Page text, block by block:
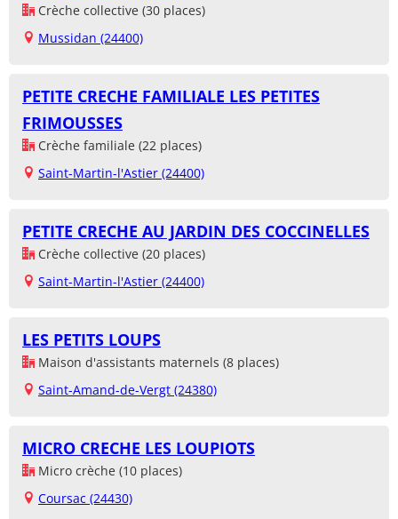
Crèche collective (30 places)
Mussidan (24400)
PETITE CRECHE FAMILIALE LES PETITES
FRIMOUSSES
Crèche familiale (22 places)
Saint-Martin-l'Astier (24400)
PETITE CRECHE AU JARDIN DES COCCINELLES
Crèche collective (20 places)
Saint-Martin-l'Astier (24400)
LES PETITS LOUPS
Maison d'assistants maternels (8 places)
Saint-Amand-de-Vergt (24380)
MICRO CRECHE LES LOUPIOTS
Micro crèche (10 places)
Coursac (24430)